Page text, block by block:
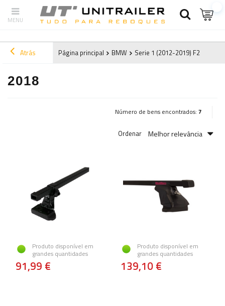
Atrás Página principal BMW Serie 1 (2012-2019) F20
2018
Número de bens encontrados: 7
Ordenar Melhor relevância
Produto disponível em
grandes quantidades
91,99 €
Produto disponível em
grandes quantidades
139,10 €